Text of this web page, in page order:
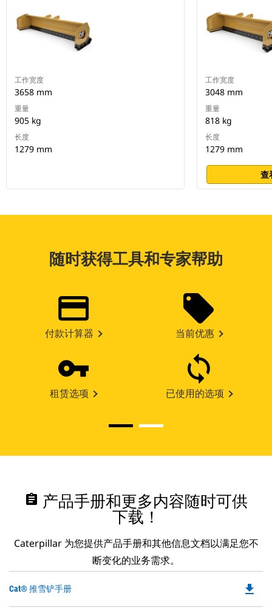
工作宽度
3658 mm
重量
905 kg
长度
1279 mm
工作宽度
3048 mm
重量
818 kg
长度
1279 mm
查
随时获得工具和专家帮助
付款计算器 当前优惠
租赁选项 已使用的选项
assignment 产品手册和更多内容随时可供
下载！
Caterpillar 为您提供产品手册和其他信息文档以满足您不
断变化的业务需求。
Cat® 推雪铲手册 file_download